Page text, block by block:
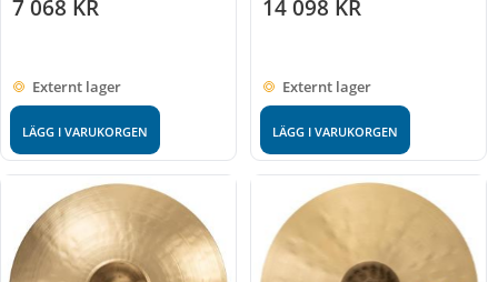
7 068 KR
Externt lager
LÄGG I VARUKORGEN
14 098 KR
Externt lager
LÄGG I VARUKORGEN